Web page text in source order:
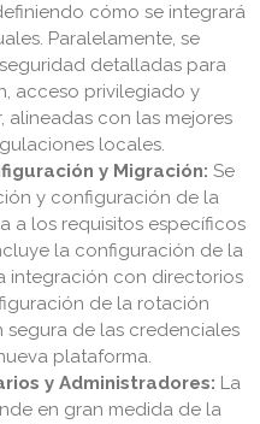
cómo se integrará
Paralelamente, se
detalladas para
acceso privilegiado y
con las mejores
locales.
y Migración: Se
y configuración de la
a los requisitos específicos
la configuración de la
integración con directorios
de la rotación
de las credenciales
plataforma.
y Administradores: La
en gran medida de la